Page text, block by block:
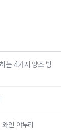
는 4가지 양조 방
인 야부리